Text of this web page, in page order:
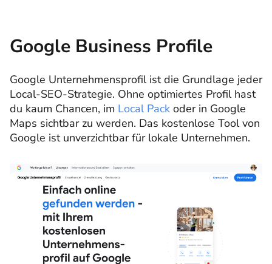
Google Business Profile
Google Unternehmensprofil ist die Grundlage jeder
Local-SEO-Strategie. Ohne optimiertes Profil hast
du kaum Chancen, im Local Pack oder in Google
Maps sichtbar zu werden. Das kostenlose Tool von
Google ist unverzichtbar für lokale Unternehmen.